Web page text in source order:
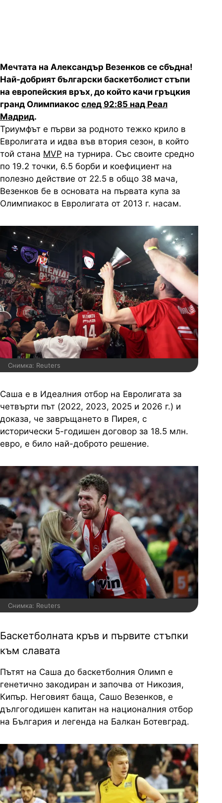
Мечтата на Александър Везенков се сбъдна!
Най-добрият български баскетболист стъпи
на европейския връх, до който качи гръцкия
гранд Олимпиакос след 92:85 над Реал
Мадрид.
Триумфът е първи за родното тежко крило в
Евролигата и идва във втория сезон, в който
той стана MVP на турнира. Със своите средно
по 19.2 точки, 6.5 борби и коефициент на
полезно действие от 22.5 в общо 38 мача,
Везенков бе в основата на първата купа за
Олимпиакос в Евролигата от 2013 г. насам.
Снимка: Reuters
Саша е в Идеалния отбор на Евролигата за
четвърти път (2022, 2023, 2025 и 2026 г.) и
доказа, че завръщането в Пирея, с
исторически 5-годишен договор за 18.5 млн.
евро, е било най-доброто решение.
Снимка: Reuters
Баскетболната кръв и първите стъпки
към славата
Пътят на Саша до баскетболния Олимп е
генетично закодиран и започва от Никозия,
Кипър. Неговият баща, Сашо Везенков, е
дългогодишен капитан на националния отбор
на България и легенда на Балкан Ботевград.